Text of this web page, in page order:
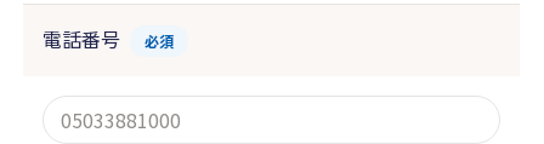
電話番号 必須